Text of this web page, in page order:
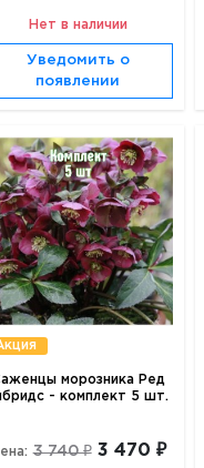
Нет в наличии
Уведомить о
появлении
морозника Ред
- комплект 5 шт.
3 740 ₽ 3 470 ₽